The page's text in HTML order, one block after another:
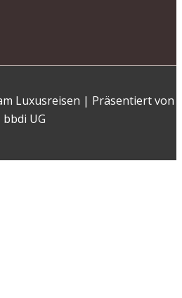
Luxusreisen | Präsentiert von
bbdi UG